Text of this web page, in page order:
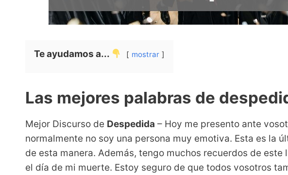
Te ayudamos a... mostrar
Las mejores palabras de
Mejor Discurso de Despedida – Hoy me presento ante
normalmente no soy una persona muy emotiva. Esta es la
de esta manera. Además, tengo muchos recuerdos de
el día de mi muerte. Estoy seguro de que todos vosotros